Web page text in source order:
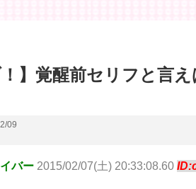
！】覚醒前セリフと言
09
バー 2015/02/07(土) 20:33:08.60